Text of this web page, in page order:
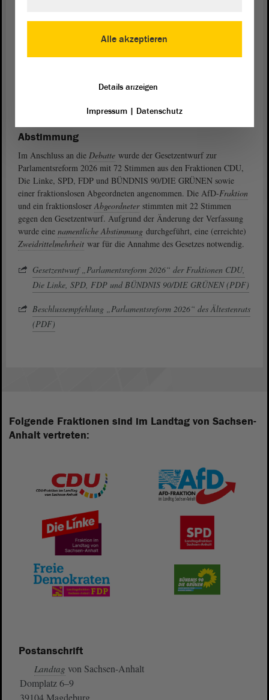
brauche es geeignete, qualifizierte Kandidaten, gebe es diese nicht,
müssten andere Kandidaten gesucht werden. Durch die Änderungen
Verantwortung jedes einzelnen Abgeordneten dieses Hauses“, sie
Abstimmung
Im Anschluss an die Debatte wurde der Gesetzentwurf zur
Parlamentsreform 2026 mit 72 Stimmen aus den Fraktionen CDU,
Die Linke, SPD, FDP und BÜNDNIS 90/DIE GRÜNEN sowie
einer fraktionslosen Abgeordneten angenommen. Die AfD-Fraktion
und ein fraktionsloserAbgeordneter stimmten mit 22 Stimmen
gegen den Gesetzentwurf. Aufgrund der Änderung der Verfassung
wurde eine namentliche Abstimmung durchgeführt, eine (erreichte)
Zweidrittelmehrheit war für die Annahme des Gesetzes notwendig.
Gesetzentwurf „Parlamentsreform 2026“ der Fraktionen CDU,
Die Linke, SPD, FDP und BÜNDNIS 90/DIE GRÜNEN (PDF)
Beschlussempfehlung „Parlamentsreform 2026“ des Ältestenrats
(PDF)
Folgende Fraktionen sind im Landtag von Sachsen-
Anhalt vertreten:
Postanschrift
Landtag von Sachsen-Anhalt
Domplatz 6–9
Alle akzeptieren
Details anzeigen
Impressum| Datenschutz